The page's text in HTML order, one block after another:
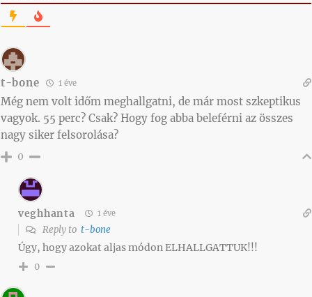
t-bone 1 éve
Még nem volt időm meghallgatni, de már most szkeptikus
vagyok. 55 perc? Csak? Hogy fog abba beleférni az összes
nagy siker felsorolása?
0
veghhanta 1 éve
Reply to t-bone
Úgy, hogy azokat aljas módon ELHALLGATTUK!!!
0